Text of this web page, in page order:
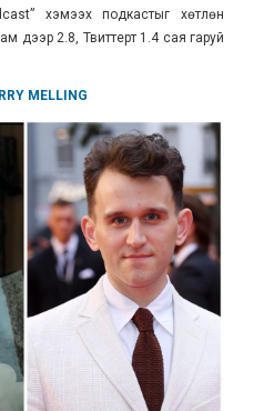
хэмээх подкастыг хөтлөн
дээр 2.8, Твиттерт 1.4 сая гаруй
MELLING